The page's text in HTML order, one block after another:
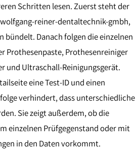
Schritten lesen. Zuerst steht der
reiner-dentaltechnik-gmbh,
bündelt. Danach folgen die einzelnen
Prothesenpaste, Prothesenreiniger
und Ultraschall-Reinigungsgerät.
eine Test-ID und einen
verhindert, dass unterschiedliche
Sie zeigt außerdem, ob die
einzelnen Prüfgegenstand oder mit
in den Daten vorkommt.